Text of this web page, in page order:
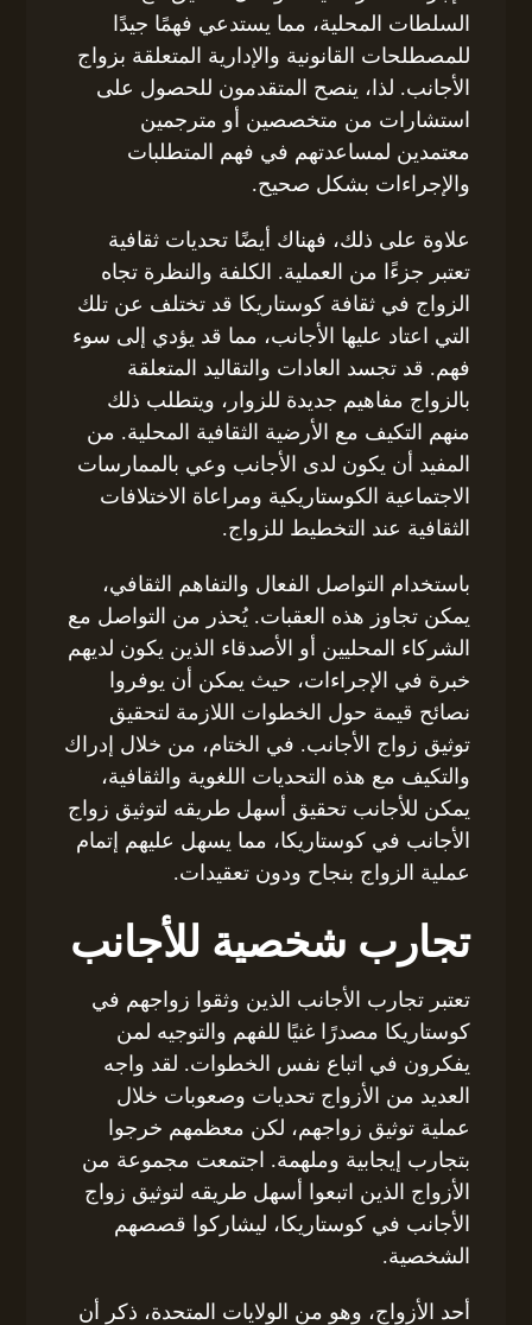
السلطات المحلية، مما يستدعي فهمًا جيدًا
للمصطلحات القانونية والإدارية المتعلقة بزواج
الأجانب. لذا، ينصح المتقدمون للحصول على
استشارات من متخصصين أو مترجمين
معتمدين لمساعدتهم في فهم المتطلبات
والإجراءات بشكل صحيح.
علاوة على ذلك، فهناك أيضًا تحديات ثقافية
تعتبر جزءًا من العملية. الكلفة والنظرة تجاه
الزواج في ثقافة كوستاريكا قد تختلف عن تلك
التي اعتاد عليها الأجانب، مما قد يؤدي إلى سوء
فهم. قد تجسد العادات والتقاليد المتعلقة
بالزواج مفاهيم جديدة للزوار، ويتطلب ذلك
منهم التكيف مع الأرضية الثقافية المحلية. من
المفيد أن يكون لدى الأجانب وعي بالممارسات
الاجتماعية الكوستاريكية ومراعاة الاختلافات
الثقافية عند التخطيط للزواج.
باستخدام التواصل الفعال والتفاهم الثقافي،
يمكن تجاوز هذه العقبات. يُحذر من التواصل مع
الشركاء المحليين أو الأصدقاء الذين يكون لديهم
خبرة في الإجراءات، حيث يمكن أن يوفروا
نصائح قيمة حول الخطوات اللازمة لتحقيق
توثيق زواج الأجانب. في الختام، من خلال إدراك
والتكيف مع هذه التحديات اللغوية والثقافية،
يمكن للأجانب تحقيق أسهل طريقه لتوثيق زواج
الأجانب في كوستاريكا، مما يسهل عليهم إتمام
عملية الزواج بنجاح ودون تعقيدات.
تجارب شخصية للأجانب
تعتبر تجارب الأجانب الذين وثقوا زواجهم في
كوستاريكا مصدرًا غنيًا للفهم والتوجيه لمن
يفكرون في اتباع نفس الخطوات. لقد واجه
العديد من الأزواج تحديات وصعوبات خلال
عملية توثيق زواجهم، لكن معظمهم خرجوا
بتجارب إيجابية وملهمة. اجتمعت مجموعة من
الأزواج الذين اتبعوا أسهل طريقه لتوثيق زواج
الأجانب في كوستاريكا، ليشاركوا قصصهم
الشخصية.
أحد الأزواج، وهو من الولايات المتحدة، ذكر أن